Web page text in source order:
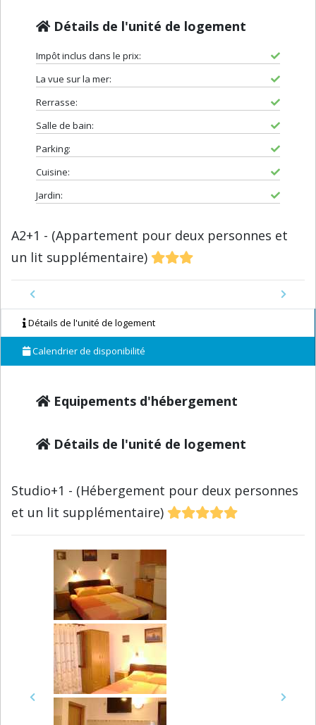
Détails de l'unité de logement
Impôt inclus dans le prix:
La vue sur la mer:
Rerrasse:
Salle de bain:
Parking:
Cuisine:
Jardin:
A2+1 - (Appartement pour deux personnes et
un lit supplémentaire)
Previous
Next
Détails de l'unité de logement
Calendrier de disponibilité
Equipements d'hébergement
Détails de l'unité de logement
Studio+1 - (Hébergement pour deux personnes
et un lit supplémentaire)
Previous Next